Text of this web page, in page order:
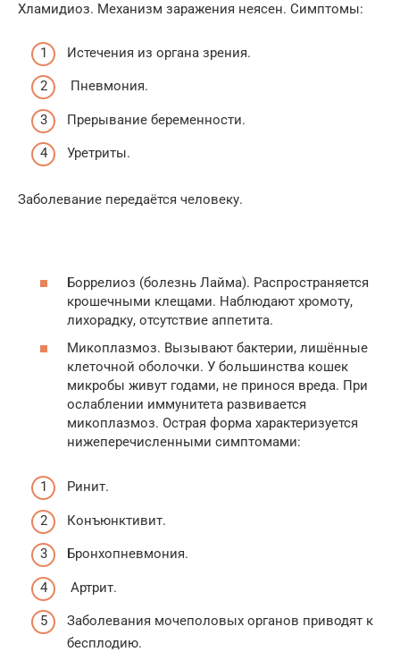
Хламидиоз. Механизм заражения неясен. Симптомы:
Истечения из органа зрения.
Пневмония.
Прерывание беременности.
Уретриты.
Заболевание передаётся человеку.
Боррелиоз (болезнь Лайма). Распространяется
крошечными клещами. Наблюдают хромоту,
лихорадку, отсутствие аппетита.
Микоплазмоз. Вызывают бактерии, лишённые
клеточной оболочки. У большинства кошек
микробы живут годами, не принося вреда. При
ослаблении иммунитета развивается
микоплазмоз. Острая форма характеризуется
нижеперечисленными симптомами:
Ринит.
Конъюнктивит.
Бронхопневмония.
Артрит.
Заболевания мочеполовых органов приводят к
бесплодию.